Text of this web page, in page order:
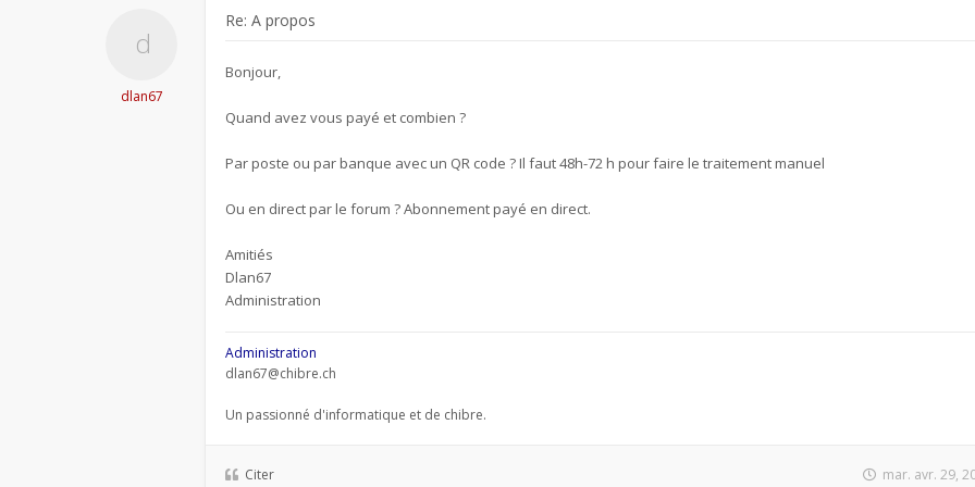
dlan67
Re: A propos
Bonjour,
Quand avez vous payé et combien ?
Par poste ou par banque avec un QR code ? Il faut 48h-72 h pour faire le traitement manuel
Ou en direct par le forum ? Abonnement payé en direct.
Amitiés
Dlan67
Administration
Administration
dlan67@chibre.ch
Un passionné d'informatique et de chibre.
Citer mar. avr. 29,